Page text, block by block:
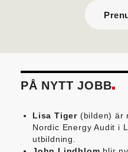
PÅ NYTT JOBB
Lisa Tiger (bilden) är
Nordic Energy Audit i
utbildning.